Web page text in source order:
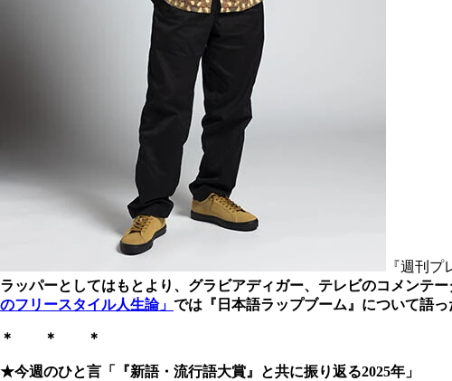
『週刊
ラッパーとしてはもとより、グラビアディガー、テレビのコメンテ
のフリースタイル人生論」 では『日本語ラップブーム』について語っ
＊ ＊ ＊
★今週のひと言「『新語・流行語大賞』と共に振り返る2025年」